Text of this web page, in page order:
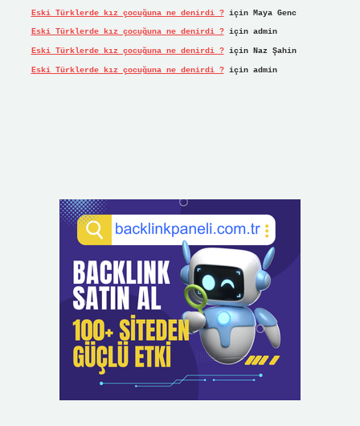
Eski Türklerde kız çocuğuna ne denirdi ?için Maya Genc
Eski Türklerde kız çocuğuna ne denirdi ?için admin
Eski Türklerde kız çocuğuna ne denirdi ?için Naz Şahin
Eski Türklerde kız çocuğuna ne denirdi ?için admin